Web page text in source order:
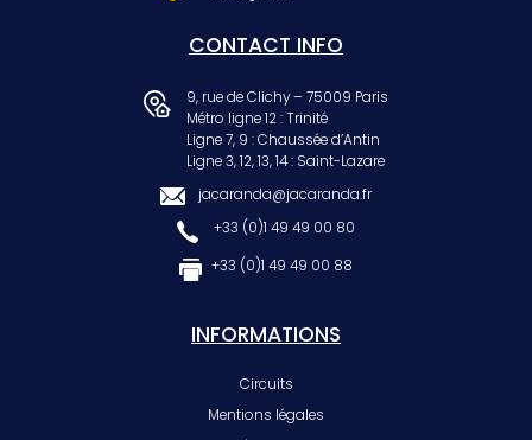
CONTACT INFO
9, rue de Clichy – 75009 Paris
Métro ligne 12 : Trinité
Ligne 7, 9 : Chaussée d’Antin
Ligne 3, 12, 13, 14 : Saint-Lazare
jacaranda@jacaranda.fr
+33 (0)1 49 49 00 80
+33 (0)1 49 49 00 88
INFORMATIONS
Circuits
Mentions légales